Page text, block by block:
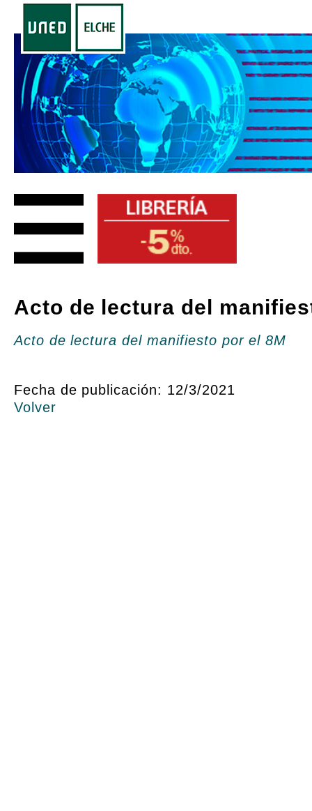
Acto de lectura del
Acto de lectura del manifiesto por el 8M
Fecha de publicación: 12/3/2021
Volver